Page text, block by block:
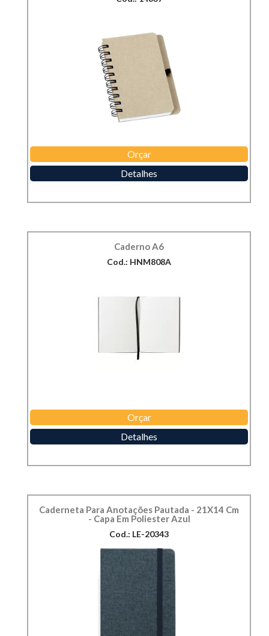
Orçar
Detalhes
Caderno A6
Cod.: HNM808A
Orçar
Detalhes
Caderneta Para Anotações Pautada - 21X14 Cm
- Capa Em Poliester Azul
Cod.: LE-20343